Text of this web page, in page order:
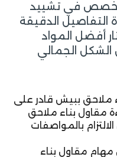
في تشييد
التفاصيل الدقيقة
أفضل المواد
الجمالي
ملاحق ببيش قادر على
مقاول بناء ملاحق
بالمواصفات
مقاول بناء